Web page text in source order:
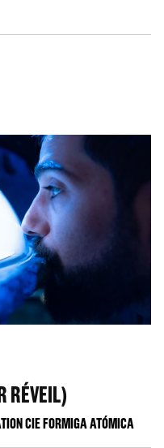
RÉVEIL)
CIE FORMIGA ATÓMICA